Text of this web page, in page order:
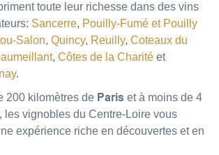
toute leur richesse dans des vins
Sancerre, Pouilly-Fumé et Pouilly
Salon, Quincy, Reuilly, Coteaux du
, Côtes de la Charité et
.
200 kilomètres de Paris et à moins de 4
, les vignobles du Centre-Loire vous
expérience riche en découvertes et en